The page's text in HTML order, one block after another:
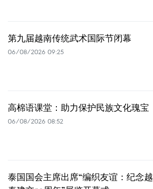
第九届越南传统武术国际节闭幕
06/08/2026 09:25
高棉语课堂：助力保护民族文化瑰宝
06/08/2026 08:52
泰国国会主席出席“编织友谊：纪念越